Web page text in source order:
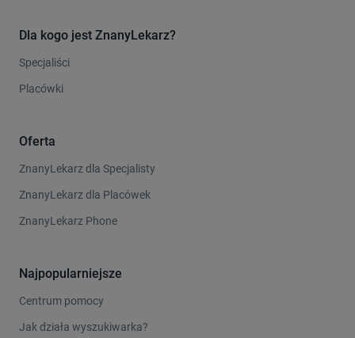
Dla kogo jest ZnanyLekarz?
Specjaliści
Placówki
Oferta
ZnanyLekarz dla Specjalisty
ZnanyLekarz dla Placówek
ZnanyLekarz Phone
Najpopularniejsze
Centrum pomocy
Jak działa wyszukiwarka?